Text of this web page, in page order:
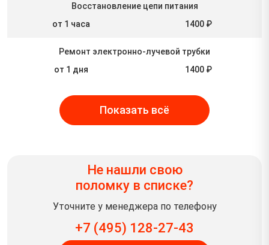
Восстановление цепи питания
от 1 часа
1400 ₽
Ремонт электронно-лучевой трубки
от 1 дня
1400 ₽
Показать всё
Не нашли свою
поломку в списке?
Уточните у менеджера по телефону
+7 (495) 128-27-43